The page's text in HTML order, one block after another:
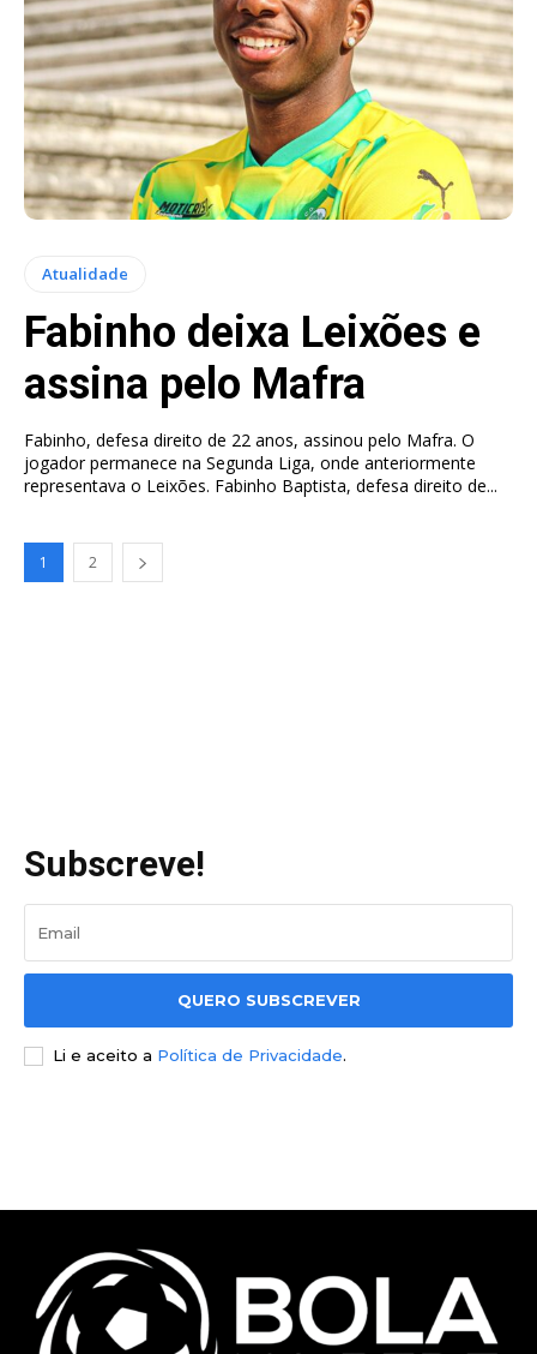
Atualidade
Fabinho deixa Leixões e
assina pelo Mafra
Fabinho, defesa direito de 22 anos, assinou pelo Mafra. O
jogador permanece na Segunda Liga, onde anteriormente
representava o Leixões. Fabinho Baptista, defesa direito de...
1 2
Subscreve!
QUERO SUBSCREVER
Li e aceito a Política de Privacidade.